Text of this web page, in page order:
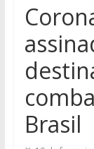
Brasil